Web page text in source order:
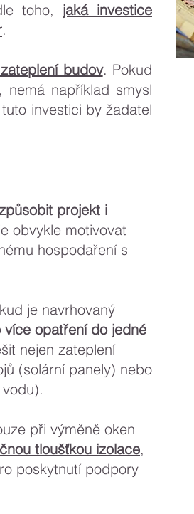
toho, jaká investice
.
budov. Pokud
nemá například smysl
investici by žadatel
projekt i
obvykle motivovat
hospodaření s
je navrhovaný
více opatření do jedné
nejen zateplení
(solární panely) nebo
při výměně oken
tloušťkou izolace,
poskytnutí podpory